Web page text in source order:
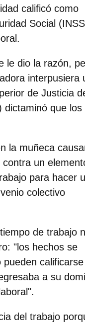
calificó como
Social
le dio la razón,
interpusiera
de Justicia
dictaminó que los
la muñeca
un
para hacer
colectivo
de trabajo
"los hechos se
pueden
a su
.
del trabajo